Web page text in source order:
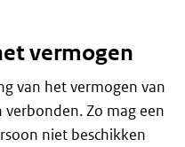
vermogen
van het vermogen van
Zo mag een
niet beschikken